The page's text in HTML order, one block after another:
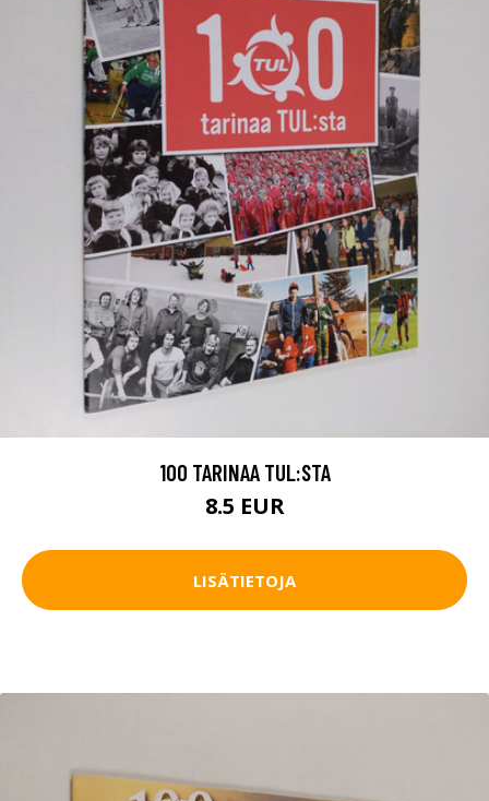
100 TARINAA TUL:STA
8.5 EUR
LISÄTIETOJA